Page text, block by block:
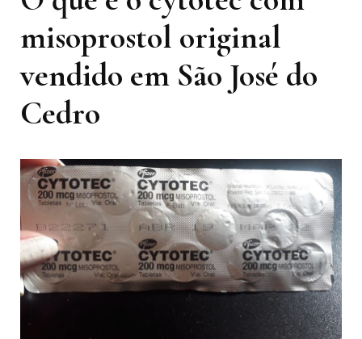
misoprostol original
vendido em São José do
Cedro